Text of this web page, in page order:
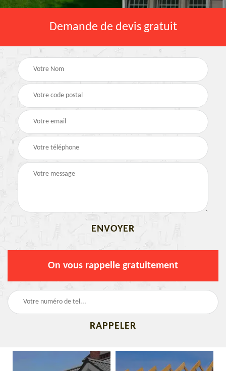
Demande de devis gratuit
On vous rappelle gratuitement